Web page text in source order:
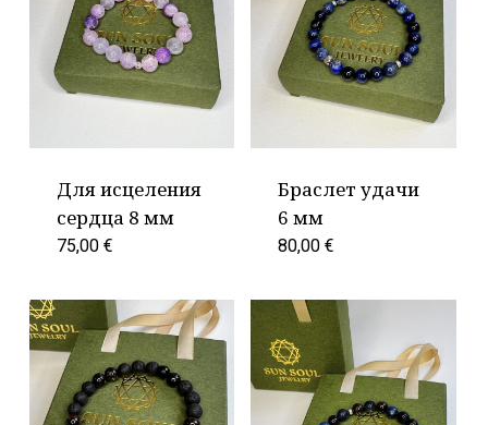
Для исцеления
сердца 8 мм
75,00 €
Браслет удачи
6 мм
80,00€